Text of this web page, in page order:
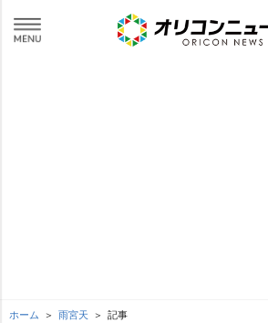
ホーム 雨宮天 記事